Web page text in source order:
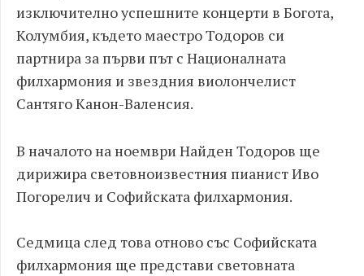
изключително успешните концерти в Богота,
Колумбия, където маестро Тодоров си
партнира за първи път с Националната
филхармония и звездния виолончелист
Сантяго Канон-Валенсия.
В началото на ноември Найден Тодоров ще
дирижира световноизвестния пианист Иво
Погорелич и Софийската филхармония.
Седмица след това отново със Софийската
филхармония ще представи световната